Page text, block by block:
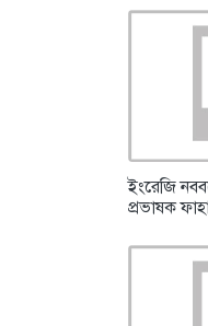
ইংরেজি
প্রভাষক